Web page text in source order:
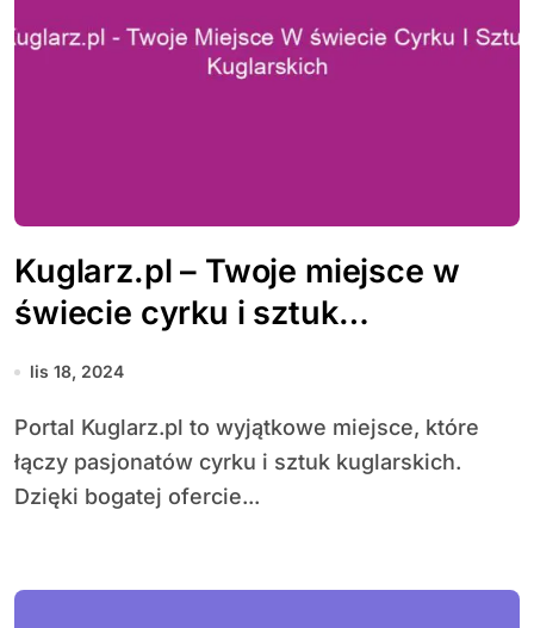
Kuglarz.pl – Twoje miejsce w
świecie cyrku i sztuk
kuglarskich
lis 18, 2024
Portal Kuglarz.pl to wyjątkowe miejsce, które
łączy pasjonatów cyrku i sztuk kuglarskich.
Dzięki bogatej ofercie...